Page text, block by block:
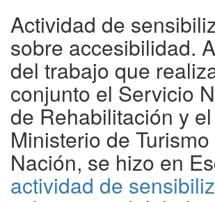
Actividad de
sobre accesibilidad.
del trabajo que
conjunto el Servicio
de Rehabilitación y el
Ministerio de
Nación, se hizo en
actividad de